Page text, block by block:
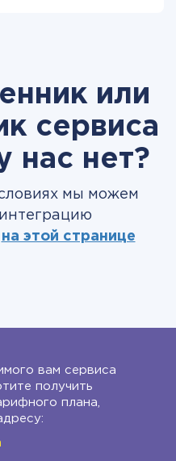
или
сервиса
нас нет?
мы можем
на этой странице
вам сервиса
получить
плана,